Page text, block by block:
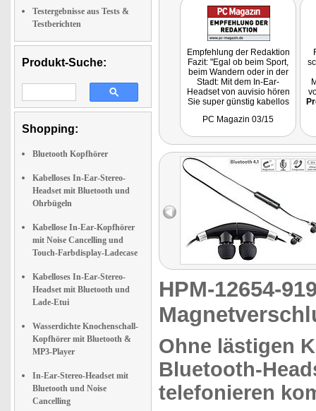
Testergebnisse aus Tests &
Testberichten
Produkt-Suche:
Shopping:
Bluetooth Kopfhörer
Kabelloses In-Ear-Stereo-
Headset mit Bluetooth und
Ohrbügeln
Kabellose In-Ear-Kopfhörer
mit Noise Cancelling und
Touch-Farbdisplay-Ladecase
Kabelloses In-Ear-Stereo-
Headset mit Bluetooth und
Lade-Etui
Wasserdichte Knochenschall-
Kopfhörer mit Bluetooth &
MP3-Player
In-Ear-Stereo-Headset mit
Bluetooth und Noise
Cancelling
Empfehlung der Redaktion
Fazit: "Egal ob beim Sport,
beim Wandern oder in der
Stadt: Mit dem In-Ear-
Headset von auvisio hören
Sie super günstig kabellos
freihändig über Ihr
PC Magazin 03/15
HPM-12654-
Ohne lästigen
Bluetooth-
telefonieren